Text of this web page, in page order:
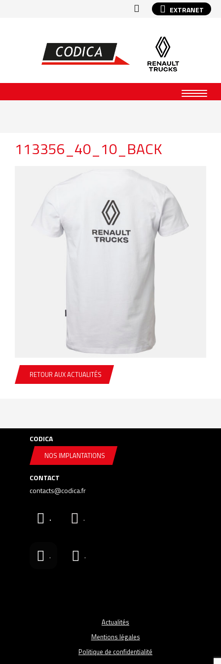
EXTRANET
113356_40_10_BACK
RETOUR AUX ACTUALITÉS
CODICA
NOS IMPLANTATIONS
CONTACT
contacts@codica.fr
. .
. .
Actualités
Mentions légales
Politique de confidentialité